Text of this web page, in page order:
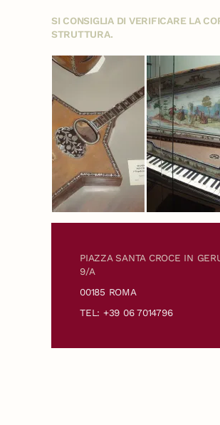
SI CONSIGLIA DI VERIFICARE LA
STRUTTURA.
PIAZZA SANTA CROCE IN
9/A
00185 ROMA
TEL: +39 06 7014796